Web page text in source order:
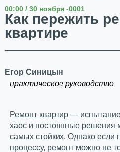
00:00 / 30 ноября -0001
Как пережить
квартире
Егор Синицын
практическое руководство
Ремонт квартир —
хаос и постоянные решения
самых стойких. Однако если
процессу, ремонт можно не